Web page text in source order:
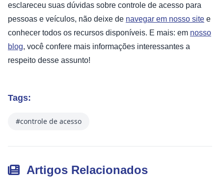
esclareceu suas dúvidas sobre controle de acesso para
pessoas e veículos, não deixe de navegar em nosso site e
conhecer todos os recursos disponíveis. E mais: em nosso
blog, você confere mais informações interessantes a
respeito desse assunto!
Tags:
#controle de acesso
Artigos Relacionados